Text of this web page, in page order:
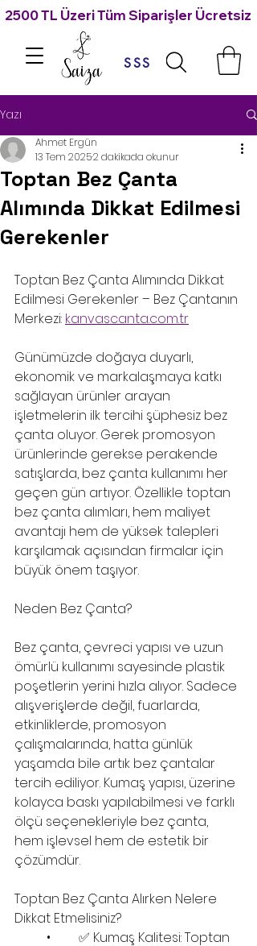
2500 TL Üzeri Tüm Siparişler Ücretsiz
SSS
Yazı
Toptan Bez Çanta
Alımında Dikkat Edilmesi
Gerekenler
Ahmet Ergün
13 Tem 20252 dakikada okunur
Toptan Bez Çanta Alımında Dikkat
Edilmesi Gerekenler – Bez Çantanın
Merkezi: kanvascanta.com.tr
Günümüzde doğaya duyarlı,
ekonomik ve markalaşmaya katkı
sağlayan ürünler arayan
işletmelerin ilk tercihi şüphesiz bez
çanta oluyor. Gerek promosyon
ürünlerinde gerekse perakende
satışlarda, bez çanta kullanımı her
geçen gün artıyor. Özellikle toptan
bez çanta alımları, hem maliyet
avantajı hem de yüksek talepleri
karşılamak açısından firmalar için
büyük önem taşıyor.
Neden Bez Çanta?
Bez çanta, çevreci yapısı ve uzun
ömürlü kullanımı sayesinde plastik
poşetlerin yerini hızla alıyor. Sadece
alışverişlerde değil, fuarlarda,
etkinliklerde, promosyon
çalışmalarında, hatta günlük
yaşamda bile artık bez çantalar
tercih ediliyor. Kumaş yapısı, üzerine
kolayca baskı yapılabilmesi ve farklı
ölçü seçenekleriyle bez çanta,
hem işlevsel hem de estetik bir
çözümdür.
Toptan Bez Çanta Alırken Nelere
Dikkat Etmelisiniz?